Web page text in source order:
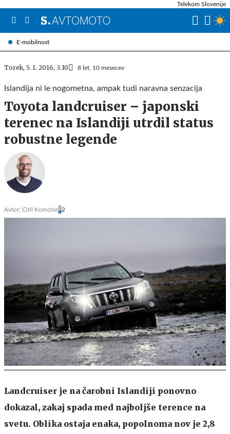
E-mobilnost
Telekom Slovenije
Torek, 5. 1. 2016, 3.10 8 let, 10 mesecev
Islandija ni le nogometna, ampak tudi naravna senzacija
Toyota landcruiser – japonski
terenec na Islandiji utrdil status
robustne legende
Avtor: Ciril Komotar 2
Landcruiser je na čarobni Islandiji ponovno
dokazal, zakaj spada med najboljše terence na
svetu. Oblika ostaja enaka, popolnoma nov je 2,8